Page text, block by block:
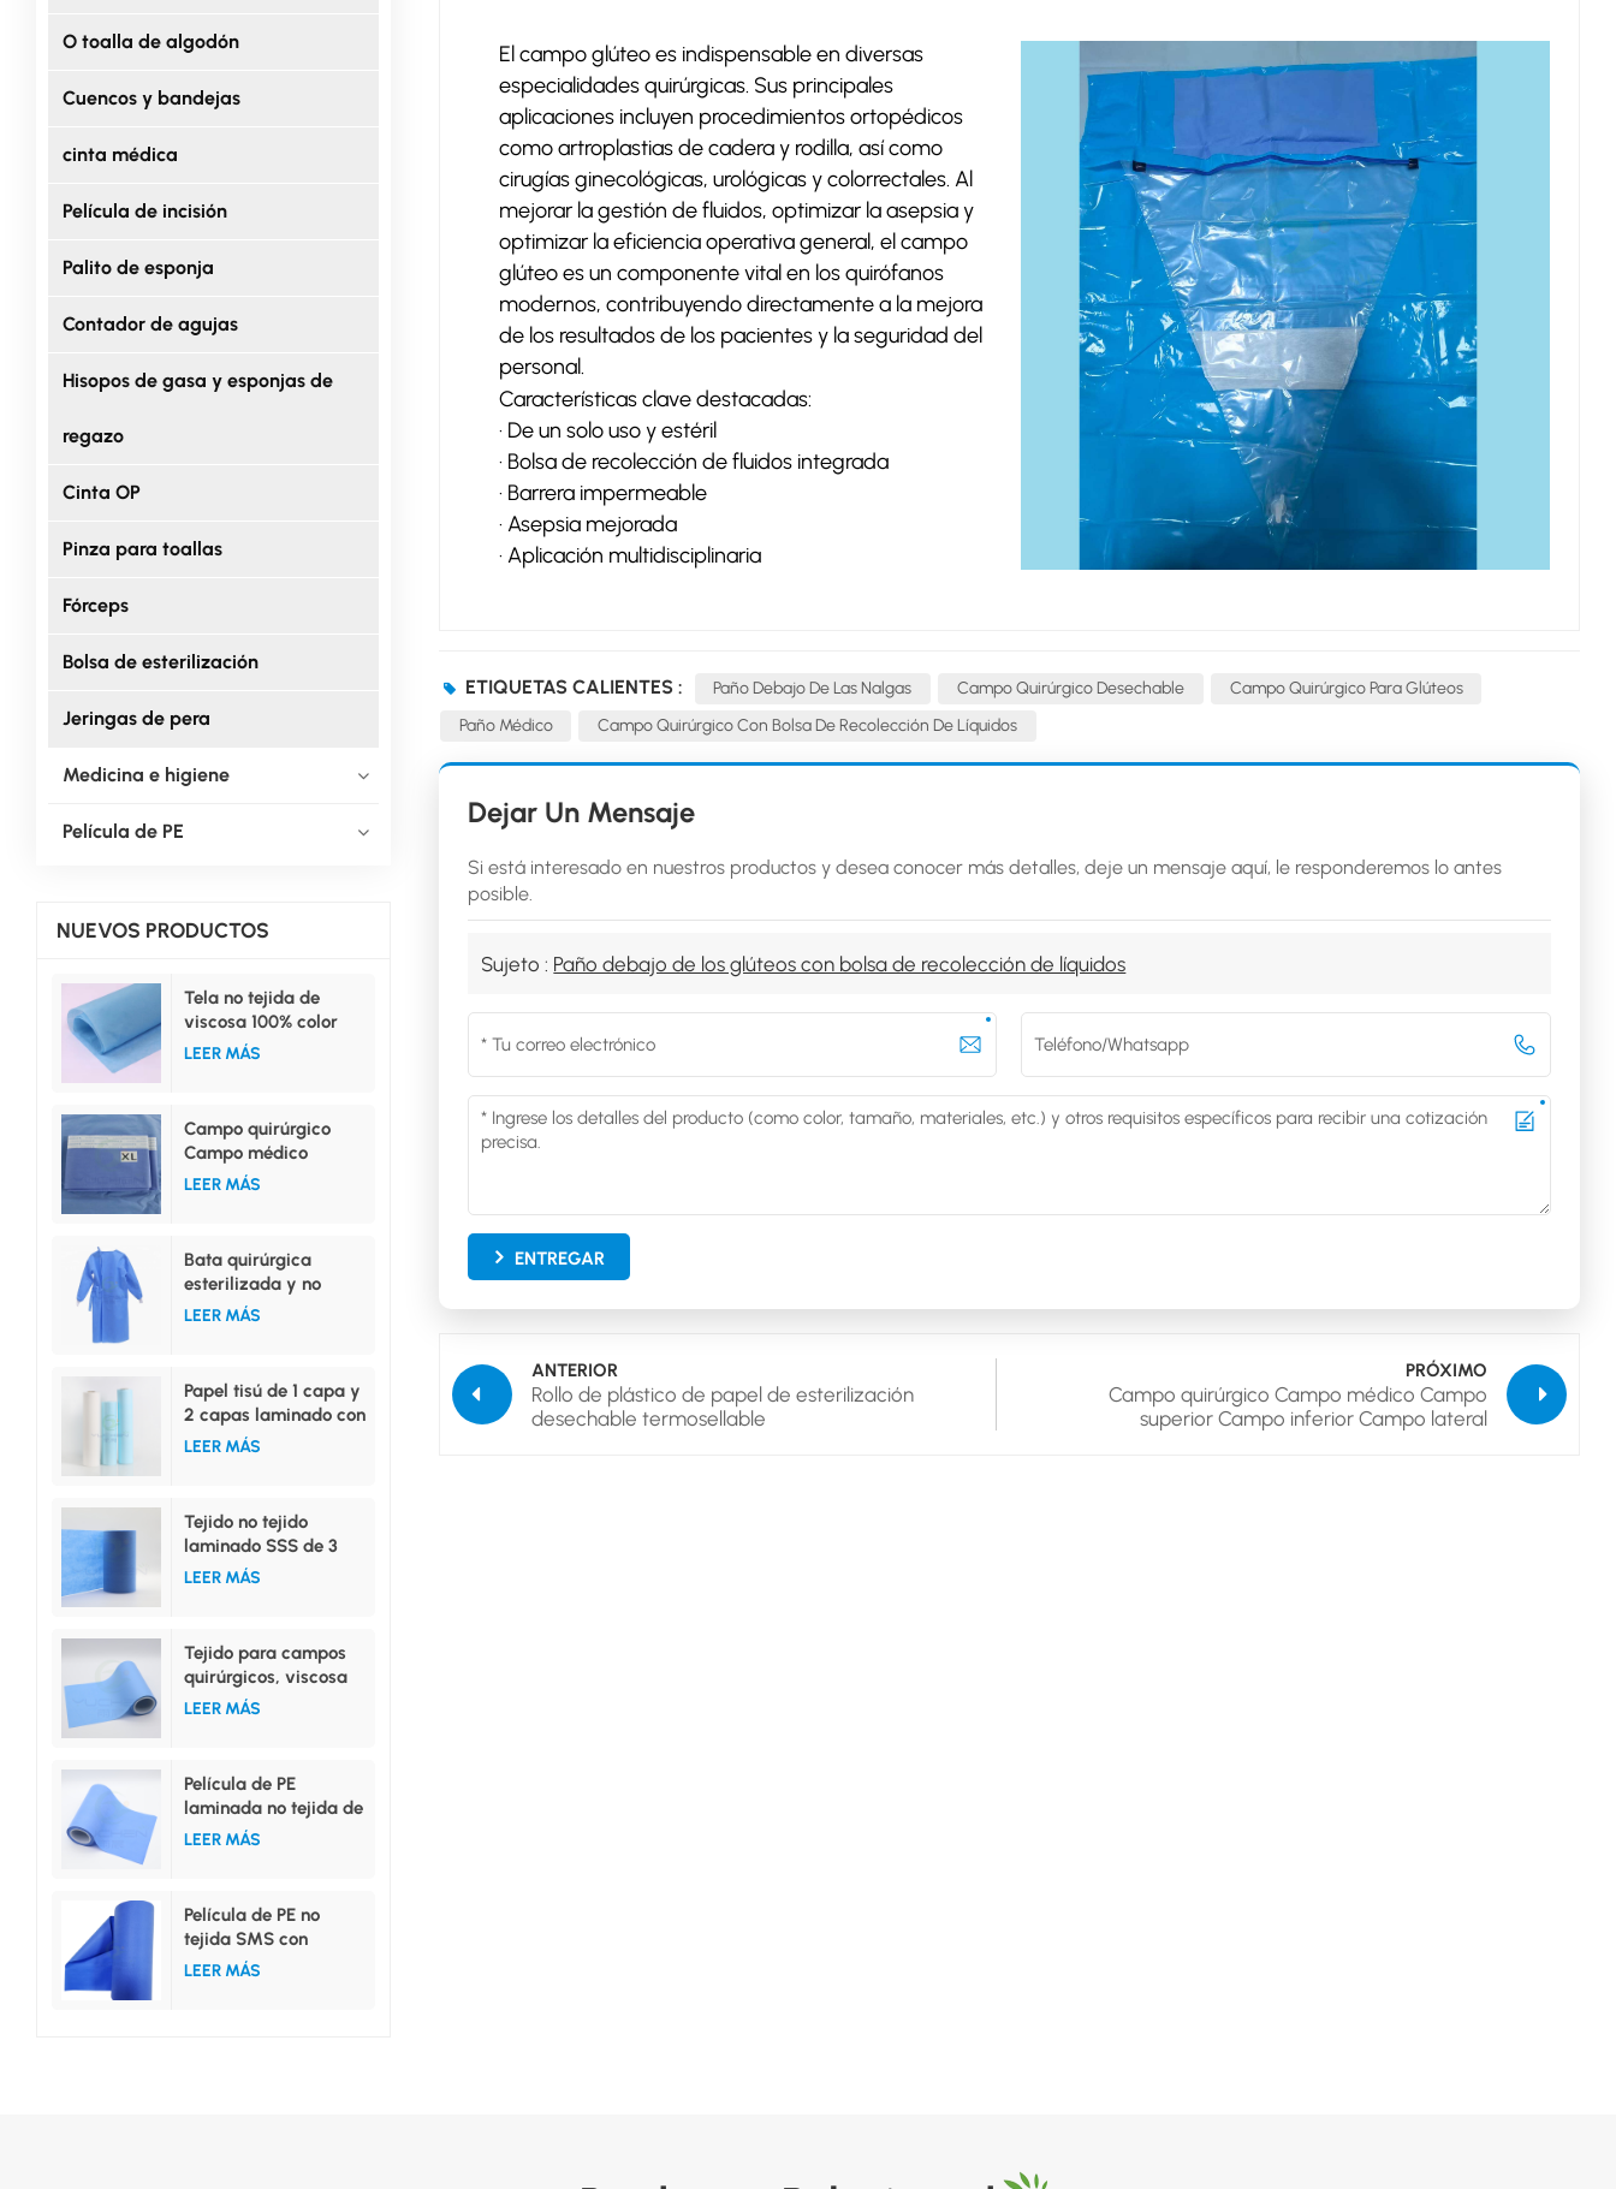
O toalla de algodón
Cuencos y bandejas
cinta médica
Película de incisión
Palito de esponja
Contador de agujas
Hisopos de gasa y esponjas de
regazo
Cinta OP
Pinza para toallas
Fórceps
Bolsa de esterilización
Jeringas de pera
Medicina e higiene
Película de PE
NUEVOS PRODUCTOS
Tela no tejida de
viscosa 100% color
azul para uso médico.
LEER MÁS
Campo quirúrgico
Campo médico
Campo superior
LEER MÁS
Bata quirúrgica
esterilizada y no
esterilizada, tallas
LEER MÁS
Papel tisú de 1 capa y
2 capas laminado con
película de PE.
LEER MÁS
Tejido no tejido
laminado SSS de 3
capas de alta
LEER MÁS
Tejido para campos
quirúrgicos, viscosa
hidrofílica no tejida,
LEER MÁS
Película de PE
laminada no tejida de
PP hidrófilo o PP
LEER MÁS
Película de PE no
tejida SMS con
laminación completa
LEER MÁS
El campo glúteo es indispensable en diversas
especialidades quirúrgicas. Sus principales
aplicaciones incluyen procedimientos ortopédicos
como artroplastias de cadera y rodilla, así como
cirugías ginecológicas, urológicas y colorrectales. Al
mejorar la gestión de fluidos, optimizar la asepsia y
optimizar la eficiencia operativa general, el campo
glúteo es un componente vital en los quirófanos
modernos, contribuyendo directamente a la mejora
de los resultados de los pacientes y la seguridad del
personal.
Características clave destacadas:
· De un solo uso y estéril
· Bolsa de recolección de fluidos integrada
· Barrera impermeable
· Asepsia mejorada
· Aplicación multidisciplinaria
ETIQUETAS CALIENTES : Paño Debajo De Las Nalgas Campo Quirúrgico Desechable
Campo Quirúrgico Para Glúteos
Paño Médico
Campo Quirúrgico Con Bolsa De Recolección De Líquidos
Dejar Un Mensaje
Si está interesado en nuestros productos y desea conocer más detalles, deje un mensaje aquí, le responderemos lo antes
posible.
Sujeto : Paño debajo de los glúteos con bolsa de recolección de líquidos
ENTREGAR
ANTERIOR
Rollo de plástico de papel de esterilización
desechable termosellable
PRÓXIMO
Campo quirúrgico Campo médico Campo
superior Campo inferior Campo lateral